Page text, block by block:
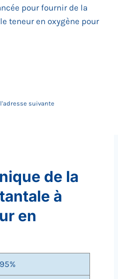
pour fournir de la
teneur en oxygène pour
suivante
de la
à
en